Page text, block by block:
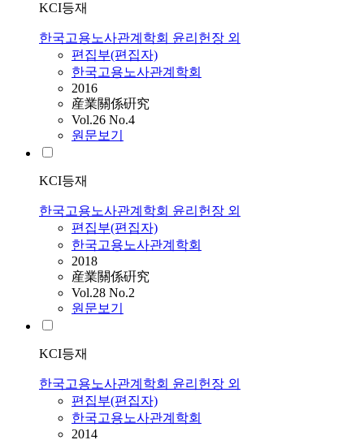
KCI등재
한국고용노사관계학회 윤리헌장 외
편집부(편집자)
한국고용노사관계학회
2016
産業關係硏究
Vol.26 No.4
원문보기
KCI등재
한국고용노사관계학회 윤리헌장 외
편집부(편집자)
한국고용노사관계학회
2018
産業關係硏究
Vol.28 No.2
원문보기
KCI등재
한국고용노사관계학회 윤리헌장 외
편집부(편집자)
한국고용노사관계학회
2014